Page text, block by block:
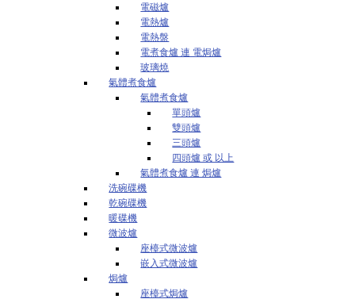
電磁爐
電熱爐
電熱盤
電煮食爐 連 電焗爐
玻璃燒
氣體煮食爐
氣體煮食爐
單頭爐
雙頭爐
三頭爐
四頭爐 或 以上
氣體煮食爐 連 焗爐
洗碗碟機
乾碗碟機
暖碟機
微波爐
座檯式微波爐
嵌入式微波爐
焗爐
座檯式焗爐